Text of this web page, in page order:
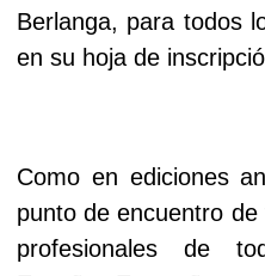
Berlanga, para todos
en su hoja de
Como en ediciones
punto de encuentro
profesionales de